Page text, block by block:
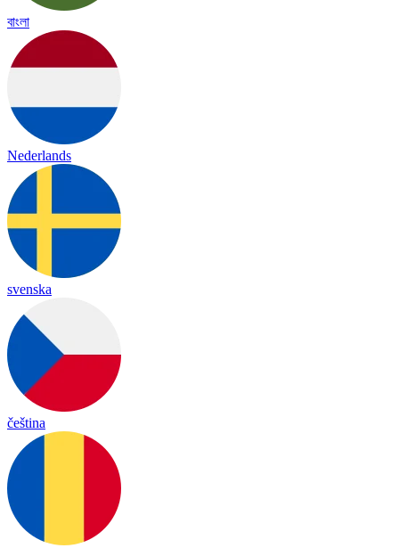
বাংলা
Nederlands
svenska
čeština